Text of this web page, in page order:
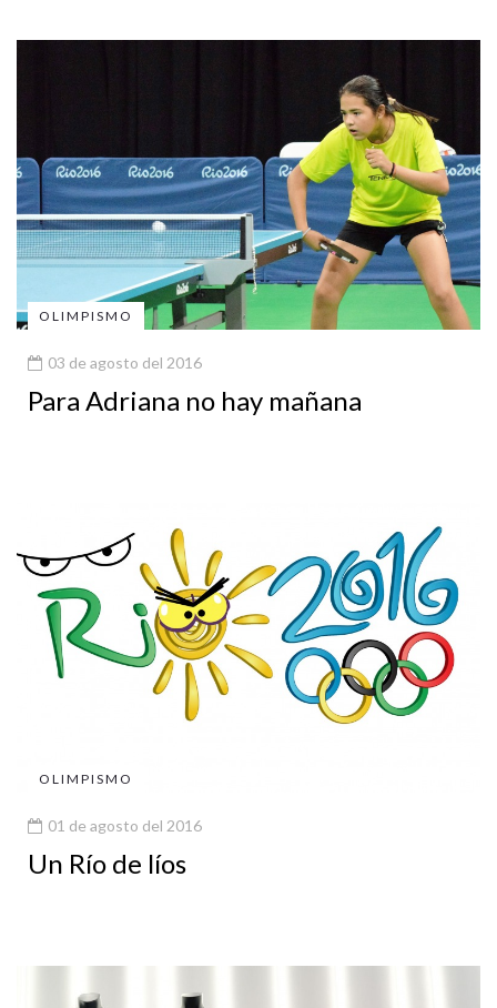
OLIMPISMO
03 de agosto del 2016
Para Adriana no hay mañana
OLIMPISMO
01 de agosto del 2016
Un Río de líos